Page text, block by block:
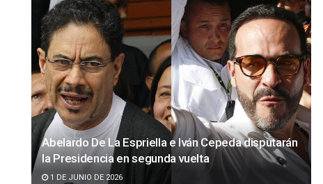
Abelardo De La Espriella e Iván Cepeda disputarán
la Presidencia en segunda vuelta
1 DE JUNIO DE 2026